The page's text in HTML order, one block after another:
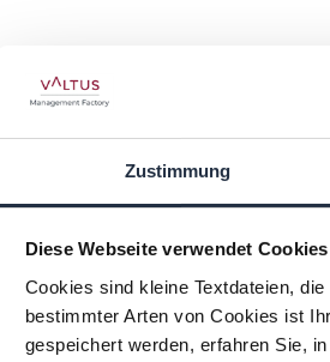
Zustimmung
Diese Webseite verwendet Cookies
Cookies sind kleine Textdateien,
bestimmter Arten von Cookies ist
gespeichert werden, erfahren Sie,